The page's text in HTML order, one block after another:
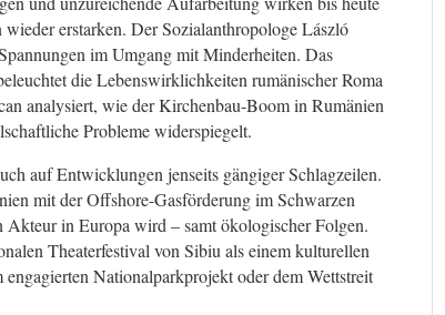
erstarken. Der Sozialanthropologe László
im Umgang mit Minderheiten. Das
die Lebenswirklichkeiten rumänischer Roma
analysiert, wie der Kirchenbau-Boom in Rumänien
Probleme widerspiegelt.
auf Entwicklungen jenseits gängiger Schlagzeilen.
mit der Offshore-Gasförderung im Schwarzen
Akteur in Europa wird – samt ökologischer Folgen.
Theaterfestival von Sibiu als einem kulturellen
Nationalparkprojekt oder dem Wettstreit